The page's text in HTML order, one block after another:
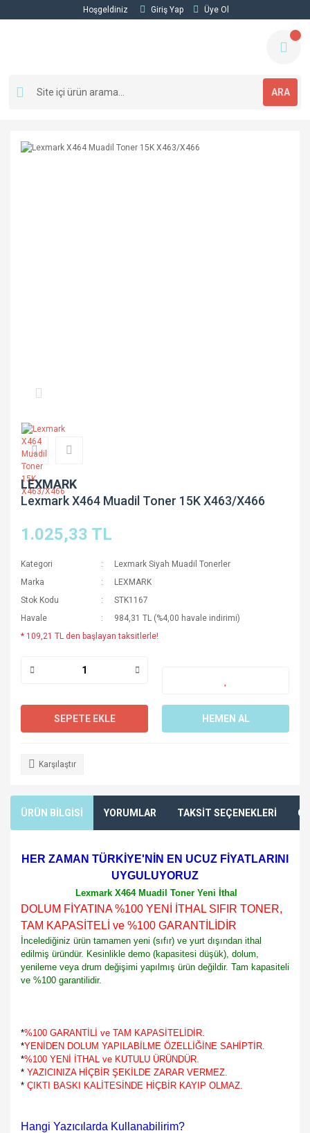
Hoşgeldiniz Giriş Yap Üye Ol
ARA
LEXMARK
Lexmark X464 Muadil Toner 15K X463/X466
1.025,33 TL
Kategori
Lexmark Siyah Muadil Tonerler
Marka
LEXMARK
Stok Kodu
STK1167
Havale
984,31 TL (%4,00 havale indirimi)
* 109,21 TL den başlayan taksitlerle!
SEPETE EKLE HEMEN AL
Karşılaştır
ÜRÜN BİLGİSİ YORUMLAR TAKSİT SEÇENEKLERİ
HER ZAMAN TÜRKİYE'NİN EN UCUZ FİYATLARINI
UYGULUYORUZ
Lexmark X464 Muadil Toner Yeni İthal
DOLUM FİYATINA %100 YENİ İTHAL SIFIR TONER,
TAM KAPASİTELİ ve %100 GARANTİLİDİR
İncelediğiniz ürün tamamen yeni (sıfır) ve yurt dışından ithal
edilmiş üründür. Kesinlikle demo (kapasitesi düşük), dolum,
yenileme veya drum değişimi yapılmış ürün değildir. Tam kapasiteli
ve %100 garantilidir.
*%100 GARANTİLİ ve TAM KAPASİTELİDİR.
*YENİDEN DOLUM YAPILABİLME ÖZELLİĞİNE SAHİPTİR.
*%100 YENİ İTHAL ve KUTULU ÜRÜNDÜR.
* YAZICINIZA HİÇBİR ŞEKİLDE ZARAR VERMEZ.
* ÇIKTI BASKI KALİTESİNDE HİÇBİR KAYIP OLMAZ.
Hangi Yazıcılarda Kullanabilirim?